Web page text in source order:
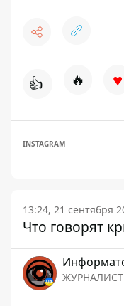
👍 🔥 ♥
INSTAGRAM
13:24, 21 сентября
Что говорят
ЖУРНАЛИСТ